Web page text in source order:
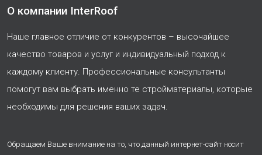
О компании InterRoof
Наше главное отличие от конкурентов – высочайшее
качество товаров и услуг и индивидуальный подход к
каждому клиенту. Профессиональные консультанты
помогут вам выбрать именно те стройматериалы, которые
необходимы для решения ваших задач.
Обращаем Ваше внимание на то, что данный интернет-сайт носит